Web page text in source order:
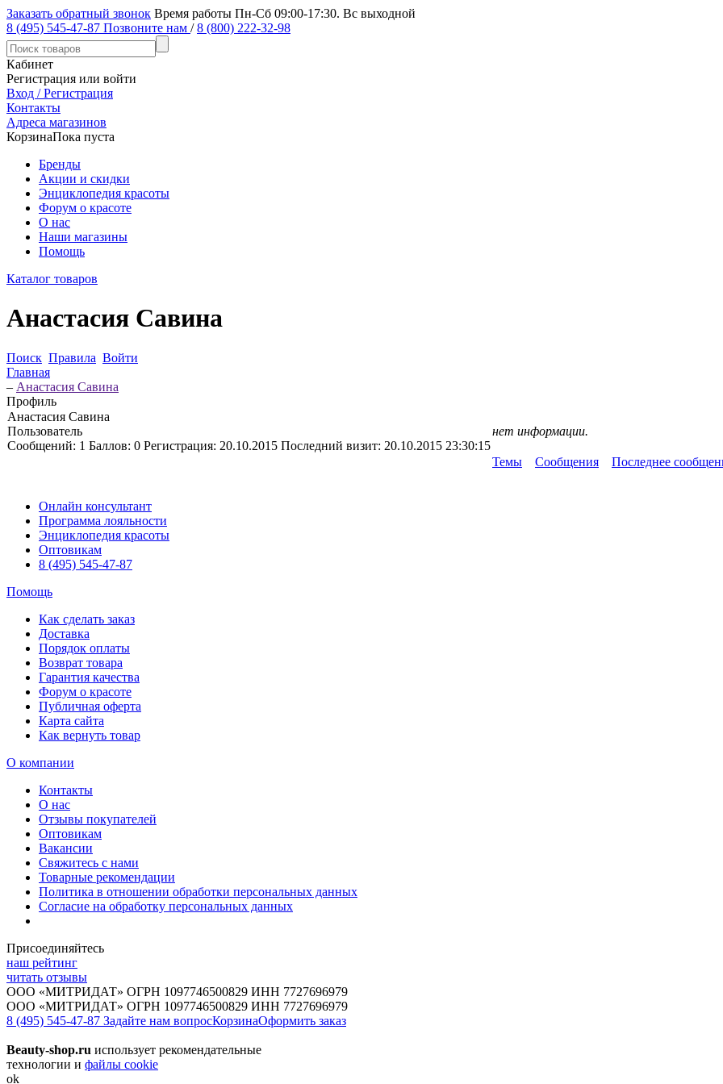
Заказать обратный звонок Время работы Пн-Сб 09:00-17:30. Вс выходной
8 (495) 545-47-87 Позвоните нам / 8 (800) 222-32-98
Кабинет
Регистрация или войти
Вход / Регистрация
Контакты
Адреса магазинов
КорзинаПока пуста
Бренды
Акции и скидки
Энциклопедия красоты
Форум о красоте
О нас
Наши магазины
Помощь
Каталог товаров
Анастасия Савина
Поиск Правила Войти
Главная
– Анастасия Савина
Профиль
Анастасия Савина
Пользователь
Сообщений: 1 Баллов: 0 Регистрация: 20.10.2015 Последний визит: 20.10.2015 23:30:15
нет информации.
Темы Сообщения Последнее
Онлайн консультант
Программа лояльности
Энциклопедия красоты
Оптовикам
8 (495) 545-47-87
Помощь
Как сделать заказ
Доставка
Порядок оплаты
Возврат товара
Гарантия качества
Форум о красоте
Публичная оферта
Карта сайта
Как вернуть товар
О компании
Контакты
О нас
Отзывы покупателей
Оптовикам
Вакансии
Свяжитесь с нами
Товарные рекомендации
Политика в отношении обработки персональных данных
Согласие на обработку персональных данных
Присоединяйтесь
наш рейтинг
читать отзывы
ООО «МИТРИДАТ» ОГРН 1097746500829 ИНН 7727696979
ООО «МИТРИДАТ» ОГРН 1097746500829 ИНН 7727696979
8 (495) 545-47-87 Задайте нам вопросКорзинаОформить заказ
Beauty-shop.ru использует рекомендательные
технологии и файлы cookie
ok